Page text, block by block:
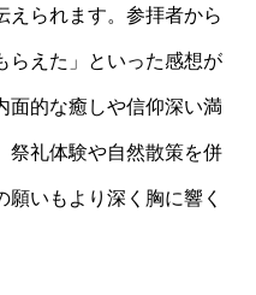
えられます。参拝者から
らえた」といった感想が
面的な癒しや信仰深い満
祭礼体験や自然散策を併
いもより深く胸に響く